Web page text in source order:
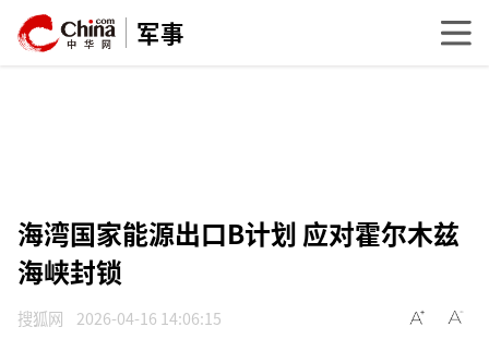
军事
海湾国家能源出口B计划 应对霍尔木兹
海峡封锁
搜狐网 2026-04-16 14:06:15